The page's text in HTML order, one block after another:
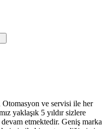
Otomasyon ve servisi ile her
yaklaşık 5 yıldır sizlere
etmektedir. Geniş marka